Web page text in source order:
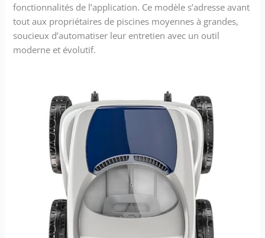
fonctionnalités de l’application. Ce modèle s’adresse avant
tout aux propriétaires de piscines moyennes à grandes,
soucieux d’automatiser leur entretien avec un outil
moderne et évolutif.